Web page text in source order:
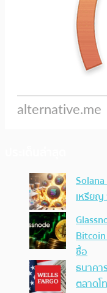
เหรียญ
ซื้อ
ธนาคา
ตลาดโ